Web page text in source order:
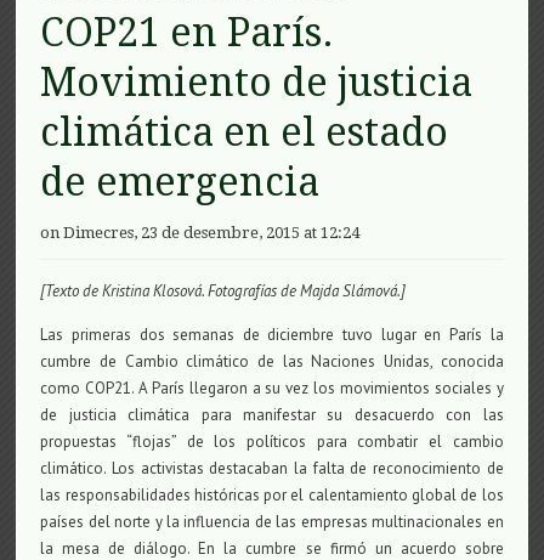
COP21 en París.
Movimiento de justicia
climática en el estado
de emergencia
on Dimecres, 23 de desembre, 2015 at 12:24
[Texto de Kristina Klosová. Fotografías deMajda Slámová.]
Las primeras dos semanas de diciembre tuvo lugar en París la
cumbre de Cambio climático de las Naciones Unidas, conocida
como COP21. A París llegaron a su vez los movimientos sociales y
de justicia climática para manifestar su desacuerdo con las
propuestas “flojas” de los políticos para combatir el cambio
climático. Los activistas destacaban la falta de reconocimiento de
las responsabilidades históricas por el calentamiento global de los
países del norte y la influencia de las empresas multinacionales en
la mesa de diálogo. En la cumbre se firmó un acuerdo sobre